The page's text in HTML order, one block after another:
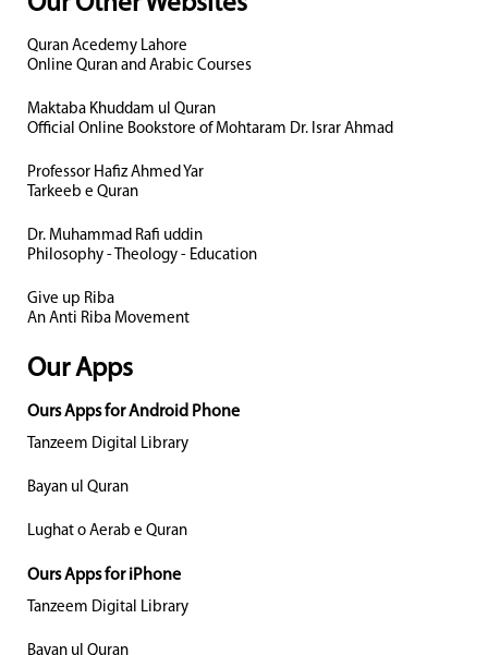
Quran Acedemy Lahore
Online Quran and Arabic Courses
Maktaba Khuddam ul Quran
Official Online Bookstore of Mohtaram Dr. Israr Ahmad
Professor Hafiz Ahmed Yar
Tarkeeb e Quran
Dr. Muhammad Rafi uddin
Philosophy - Theology - Education
Give up Riba
An Anti Riba Movement
Our Apps
Ours Apps for Android Phone
Tanzeem Digital Library
Bayan ul Quran
Lughat o Aerab e Quran
Ours Apps for iPhone
Tanzeem Digital Library
Bayan ul Quran